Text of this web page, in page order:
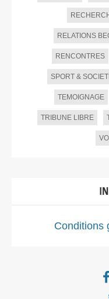
RELATIONS
RENCONTRES
SPORT &
TEMOIGNAGE
TRIBUNE LIBRE
Conditions